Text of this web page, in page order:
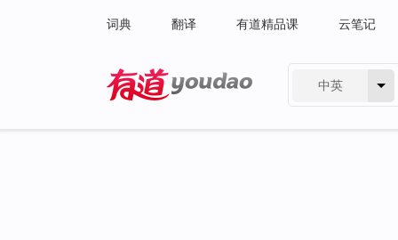
词典 翻译 有道精品课 云笔记
中英